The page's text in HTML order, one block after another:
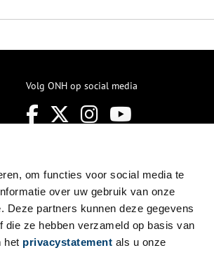
om functies voor social media te
over uw gebruik van onze
partners kunnen deze gegevens
ze hebben verzameld op basis van
het privacystatement als u onze
Volg ONH op social media